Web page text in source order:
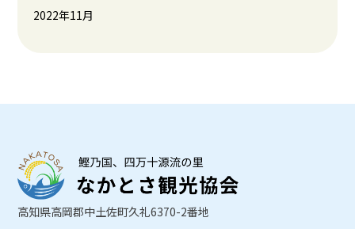
2022年11月
高知県高岡郡中土佐町久礼6370-2番地